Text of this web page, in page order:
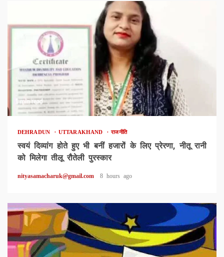
1 min read
DEHRADUN UTTARAKHAND राजनीति
स्वयं दिव्यांग होते हुए भी बनीं हजारों के लिए प्रेरणा, नीतू रानी
को मिलेगा तीलू रौतेली पुरस्कार
nityasamacharuk@gmail.com 8 hours ago